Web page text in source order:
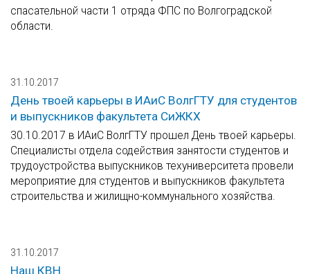
спасательной части 1 отряда ФПС по Волгоградской
области.
31.10.2017
День твоей карьеры в ИАиС ВолгГТУ для студентов
и выпускников факультета СиЖКХ
30.10.2017 в ИАиС ВолгГТУ прошел День твоей карьеры.
Специалисты отдела содействия занятости студентов и
трудоустройства выпускников техуниверситета провели
мероприятие для студентов и выпускников факультета
строительства и жилищно-коммунального хозяйства.
31.10.2017
Наш КВН